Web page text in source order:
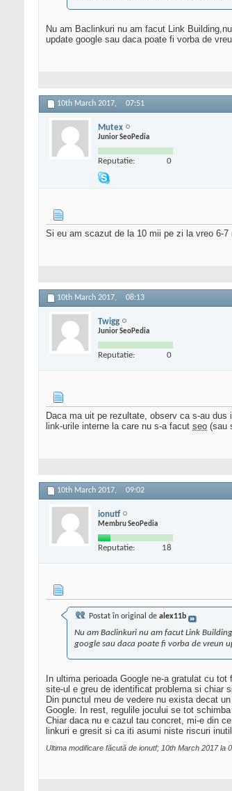
Nu am Baclinkuri nu am facut Link
update google sau daca poate fi vorba de
10th March 2017, 07:51
Mutex
Junior SeoPedia
Reputatie: 0
Si eu am scazut de la 10 mii pe zi la vreo 6-7
10th March 2017, 08:13
Twigg
Junior SeoPedia
Reputatie: 0
Daca ma uit pe rezultate, observ ca s-au
link-urile interne la care nu s-a facut seo (sau
10th March 2017, 09:02
ionutf
Membru SeoPedia
Reputatie: 18
Postat în original de alex11b
Nu am Baclinkuri nu am facut Link
google sau daca poate fi vorba de vreun
In ultima perioada Google ne-a gratulat cu
site-ul e greu de identificat problema si chiar
Din punctul meu de vedere nu exista decat
Google. In rest, regulile jocului se tot
Chiar daca nu e cazul tau concret, mi-e din
linkuri e gresit si ca iti asumi niste riscuri
Ultima modificare făcută de ionutf; 10th March 2017 la